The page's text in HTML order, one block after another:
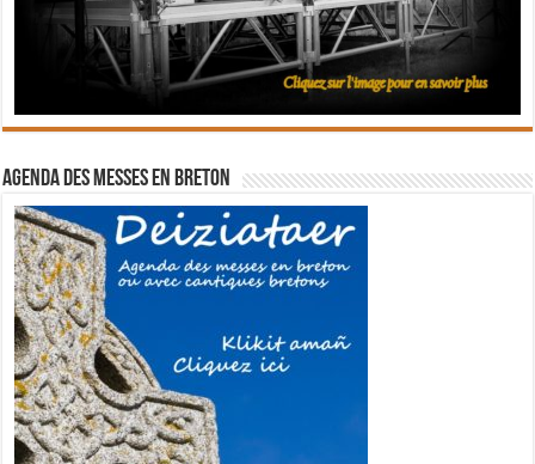
Agenda des messes en breton